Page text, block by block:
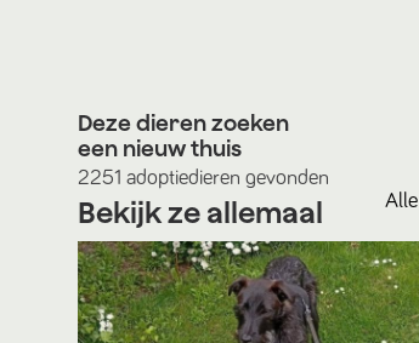
Deze dieren zoeken
een nieuw thuis
2251 adoptiedieren gevonden
Bekijk ze allemaal Alle